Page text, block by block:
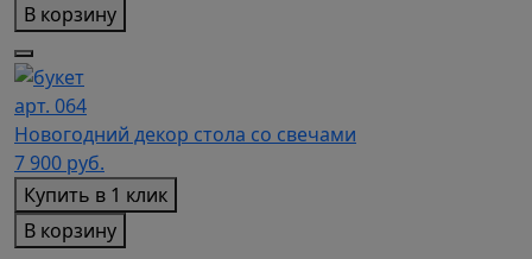
В корзину
арт. 064
Новогодний декор стола со свечами
7 900 руб.
Купить в 1 клик
В корзину